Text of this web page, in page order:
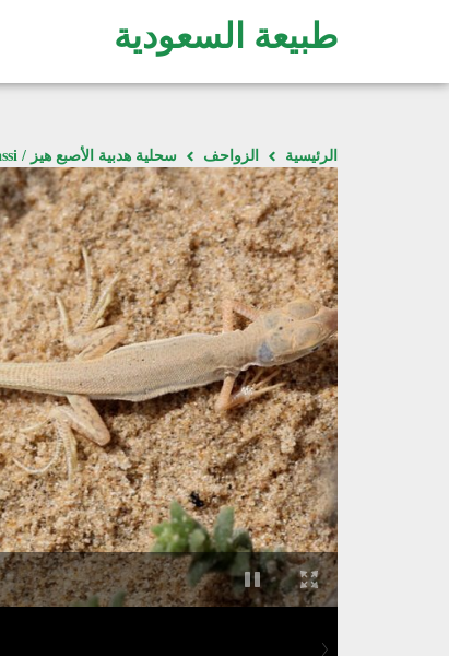
طبيعة السعودية
الرئيسية الزواحف سحلية هدبية الأصبع هيز / Acanthodactylus hassi